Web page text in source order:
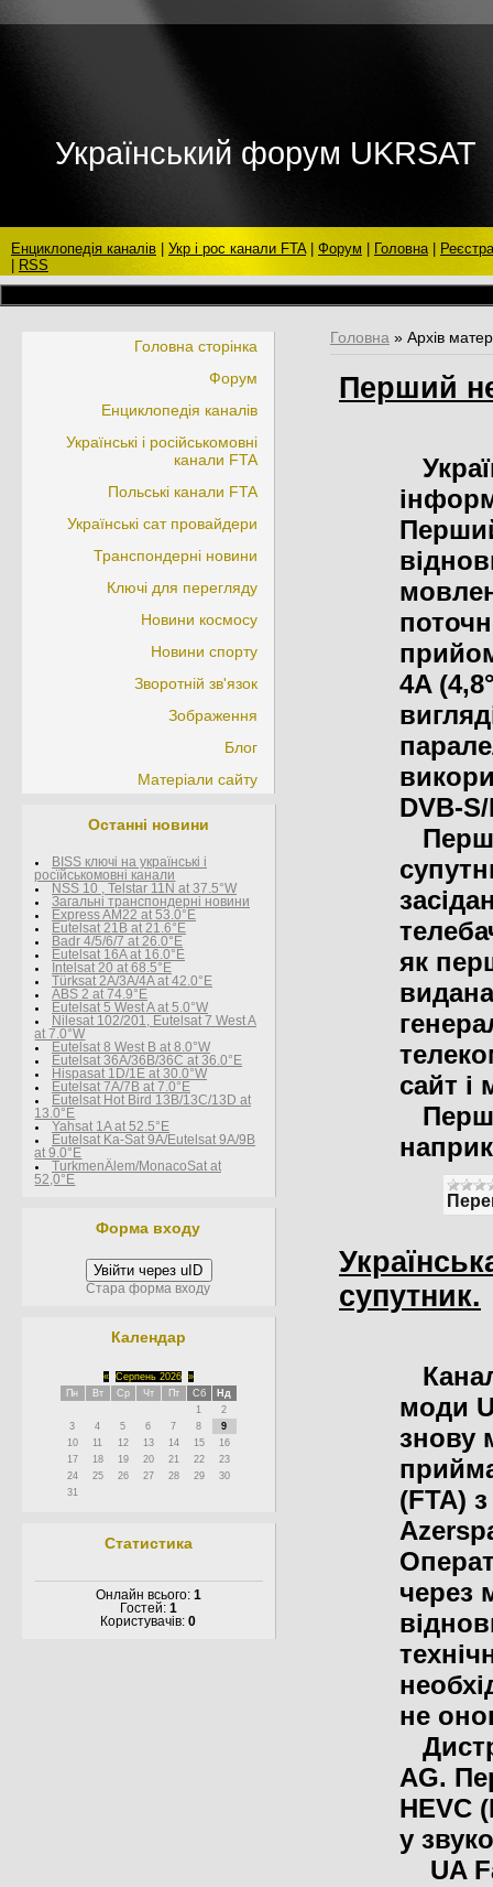
Український форум UKRSAT
Енциклопедія каналів Укр і рос канали FTA| Форум Головна|
RSS
Головна сторінка
Форум
Енциклопедія каналів
Українські і російськомовні
канали FTA
Польські канали FTA
Українські сат провайдери
Транспондерні новини
Ключі для перегляду
Новини космосу
Новини спорту
Зворотній зв'язок
Зображення
Блог
Матеріали сайту
Останні новини
BISS ключі на українські і
росїйськомовні канали
NSS 10 , Telstar 11N at 37.5°W
Загальні транспондерні новини
Express AM22 at 53.0°E
Eutelsat 21B at 21.6°E
Badr 4/5/6/7 at 26.0°E
Eutelsat 16A at 16.0°E
Intelsat 20 at 68.5°E
Türksat 2A/3A/4A at 42.0°E
ABS 2 at 74.9°E
Eutelsat 5 West A at 5.0°W
Nilesat 102/201, Eutelsat 7 West A
at 7.0°W
Eutelsat 8 West В at 8.0°W
Eutelsat 36A/36B/36C at 36.0°E
Hispasat 1D/1E at 30.0°W
Eutelsat 7A/7B at 7.0°E
Eutelsat Hot Bird 13B/13C/13D at
13.0°E
Yahsat 1A at 52.5°E
Eutelsat Ka-Sat 9A/Eutelsat 9A/9B
at 9.0°E
TurkmenÄlem/MonacoSat at
52,0°E
Форма входу
Увійти через uID
Стара форма входу
Календар
« Серпень 2026 »
Пн
Вт Ср Чт Пт Сб
Нд
1
2
3
4 5 6 7 8
9
10
11 12 13 14 15
16
17
18 19 20 21 22
23
24
25 26 27 28 29
30
31
Статистика
Онлайн всього: 1
Гостей: 1
Користувачів:0
Головна » Архів
Перший
4A
DVB-
як
сайт і
супутник.
моди
знову
(FTA)
через
не
AG.
HEVC
у
UA